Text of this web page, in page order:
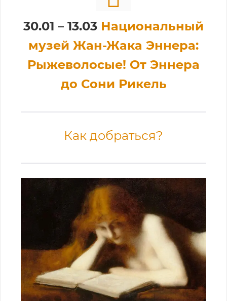
30.01 – 13.03 Национальный
музей Жан-Жака Эннера:
Рыжеволосые! От Эннера
до Сони Рикель
Как добраться?